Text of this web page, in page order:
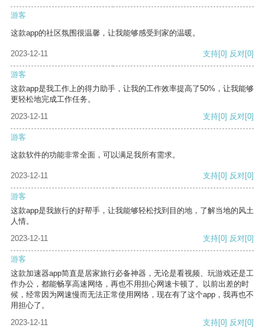
游客
这款app的社区氛围很温馨，让我能够感受到家的温暖。
2023-12-11 支持[0] 反对[0]
游客
这款app是我工作上的得力助手，让我的工作效率提高了50%，让我能够
更轻松地完成工作任务。
2023-12-11
支持[0] 反对[0]
游客
这款软件的功能非常全面，可以满足我所有需求。
2023-12-11 支持[0] 反对[0]
游客
这款app是我旅行的好帮手，让我能够轻松找到目的地，了解当地的风土
人情。
2023-12-11
支持[0] 反对[0]
游客
这款加速器app简直是居家旅行必备神器，无论是看视频、玩游戏还是工
作办公，都能畅享高速网络，再也不用担心网速卡顿了。以前出差的时
候，经常因为网速慢而无法正常使用网络，现在有了这个app，我再也不
用担心了。
2023-12-11
支持[0] 反对[0]